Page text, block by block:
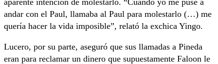
andar con el Paul, llamaba al Paul para molestarlo (…) me
quería hacer la vida imposible”, relató la exchica Yingo.
Lucero, por su parte, aseguró que sus llamadas a Pineda
eran para reclamar un dinero que supuestamente Faloon le